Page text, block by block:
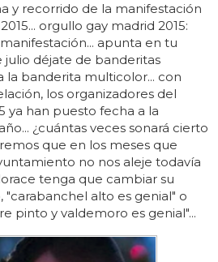
y recorrido de la manifestación
orgullo gay madrid 2015:
apunta en tu
julio déjate de banderitas
la banderita multicolor... con
los organizadores del
ya han puesto fecha a la
¿cuántas veces sonará cierto
que en los meses que
no nos aleje todavía
tenga que cambiar su
alto es genial" o
pinto y valdemoro es genial"...